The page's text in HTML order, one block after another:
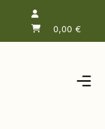
0,00 €